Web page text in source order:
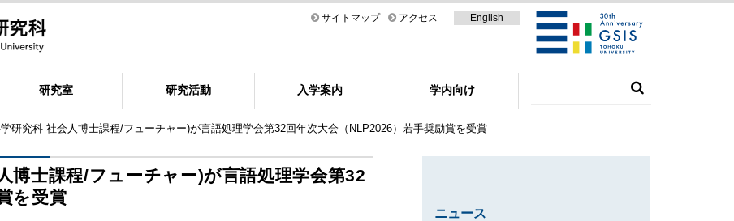
サイトマップ アクセス English
研究室 研究活動 入学案内 学内向け
研究科 社会人博士課程/フューチャー)が言語処理学会第32回年次大会（NLP2026）若手奨励賞を受賞
博士課程/フューチャー)が言語処理学会第32
を受賞
ニュース